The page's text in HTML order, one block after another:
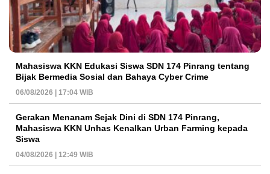
Mahasiswa KKN Edukasi Siswa SDN 174 Pinrang tentang
Bijak Bermedia Sosial dan Bahaya Cyber Crime
06/08/2026 | 17:04 WIB
Gerakan Menanam Sejak Dini di SDN 174 Pinrang,
Mahasiswa KKN Unhas Kenalkan Urban Farming kepada
Siswa
04/08/2026 | 12:49 WIB